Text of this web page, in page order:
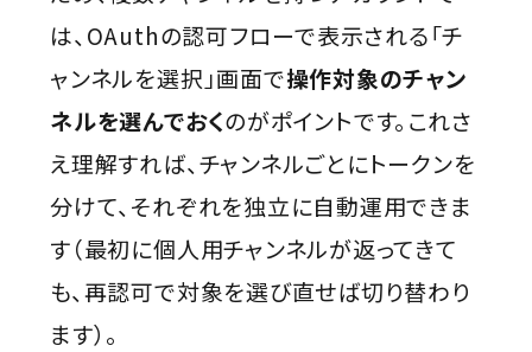
は、OAuthの認可フローで表示される「チ
ャンネルを選択」画面で操作対象のチャン
ネルを選んでおくのがポイントです。これさ
え理解すれば、チャンネルごとにトークンを
分けて、それぞれを独立に自動運用できま
す（最初に個人用チャンネルが返ってきて
も、再認可で対象を選び直せば切り替わり
ます）。